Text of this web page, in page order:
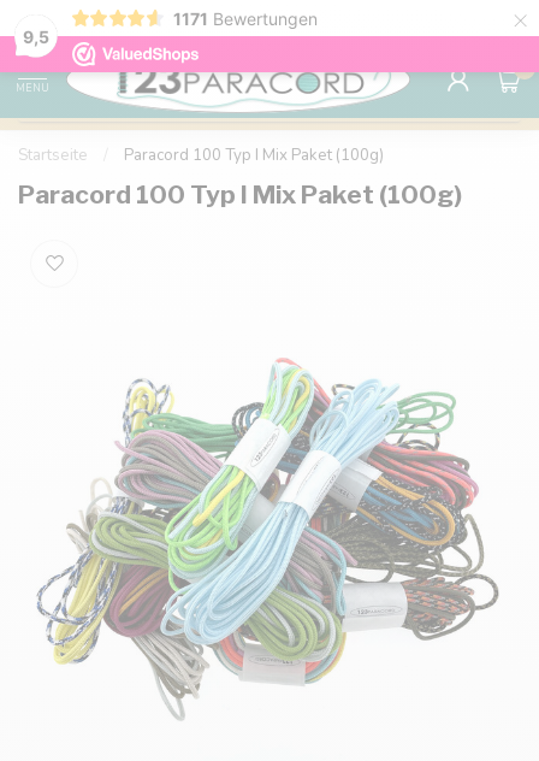
9,5
1171 Bewertungen ×
Kostenlose Lieferung nach Hause ab 150 €
MENU
0
Startseite Paracord 100 Typ I Mix Paket (100g)
Paracord 100 Typ I Mix Paket (100g)